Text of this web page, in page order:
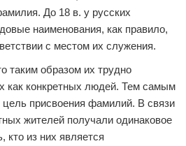
До 18 в. у русских
наименования, как правило,
с местом их служения.
таким образом их трудно
как конкретных людей. Тем самым
цель присвоения фамилий. В связи
жителей получали одинаковое
кто из них является